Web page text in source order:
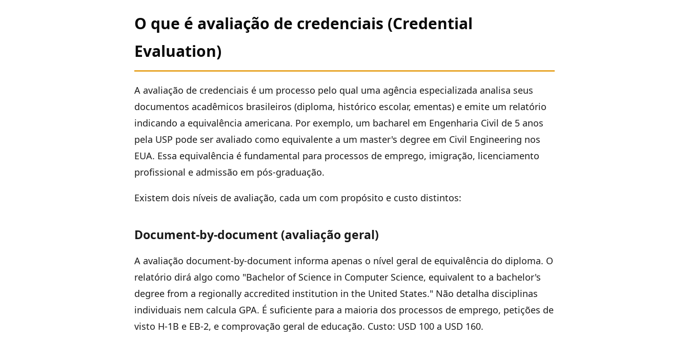
O que é avaliação de credenciais (Credential
Evaluation)
A avaliação de credenciais é um processo pelo qual uma agência especializada analisa seus
documentos acadêmicos brasileiros (diploma, histórico escolar, ementas) e emite um relatório
indicando a equivalência americana. Por exemplo, um bacharel em Engenharia Civil de 5 anos
pela USP pode ser avaliado como equivalente a um master's degree em Civil Engineering nos
EUA. Essa equivalência é fundamental para processos de emprego, imigração, licenciamento
profissional e admissão em pós-graduação.
Existem dois níveis de avaliação, cada um com propósito e custo distintos:
Document-by-document (avaliação geral)
A avaliação document-by-document informa apenas o nível geral de equivalência do diploma. O
relatório dirá algo como "Bachelor of Science in Computer Science, equivalent to a bachelor's
degree from a regionally accredited institution in the United States." Não detalha disciplinas
individuais nem calcula GPA. É suficiente para a maioria dos processos de emprego, petições de
visto H-1B e EB-2, e comprovação geral de educação. Custo: USD 100 a USD 160.